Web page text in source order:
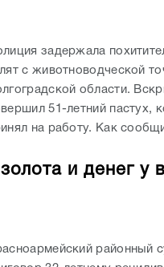
задержала
с животноводческой
области.
51-летний пастух,
на работу. Как
и денег у
районный